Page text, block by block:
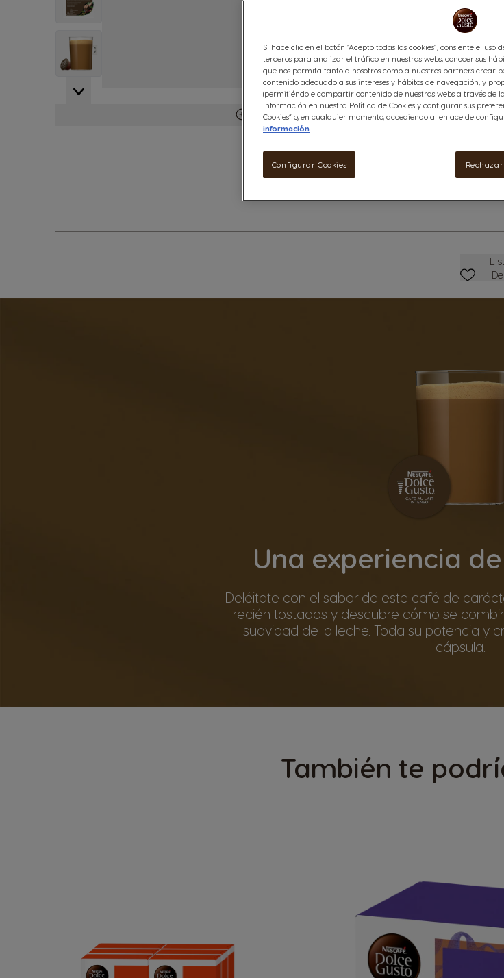
View larger image
Ver más detalles
de café
exacta
forma,
Ver
4,95 €
Una experiencia
Deléitate con el sabor de este café de
recién tostados y descubre cómo se
suavidad de la leche. Toda su potencia y
cápsula.
También te
Si hace clic en el botón “Acepto todas las cookies”, consiente el uso
terceros para analizar el tráfico en nuestras webs, conocer sus
que nos permita tanto a nosotros como a nuestros partners crear
contenido adecuado a sus intereses y hábitos de navegación, y
(permitiéndole compartir contenido de nuestras webs a través de
información en nuestra Política de Cookies y configurar sus
Cookies” o, en cualquier momento, accediendo al enlace de
información
Configurar Cookies